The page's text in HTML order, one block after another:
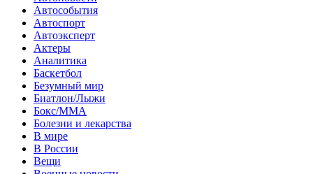
Автособытия
Автоспорт
Автоэксперт
Актеры
Аналитика
Баскетбол
Безумный мир
Биатлон/Лыжи
Бокс/MMA
Болезни и лекарства
В мире
В России
Вещи